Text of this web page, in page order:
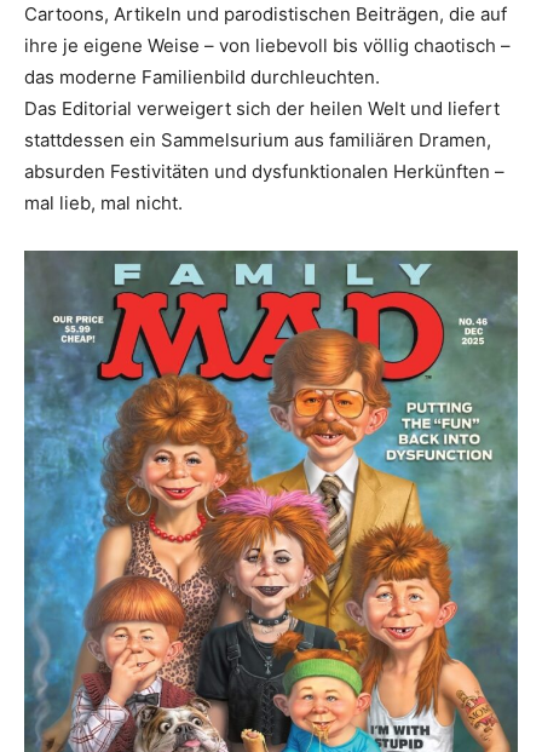
Cartoons, Artikeln und parodistischen Beiträgen, die auf
ihre je eigene Weise – von liebevoll bis völlig chaotisch –
das moderne Familienbild durchleuchten.
Das Editorial verweigert sich der heilen Welt und liefert
stattdessen ein Sammelsurium aus familiären Dramen,
absurden Festivitäten und dysfunktionalen Herkünften –
mal lieb, mal nicht.